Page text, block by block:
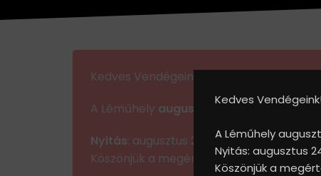
Kedves Vendégeink!
A Léműhely
Nyitás: augusztus
Köszönjük a
Kedves Vendégeink!
A Léműhely augusztus 10. és
Nyitás: augusztus 24-én.
Köszönjük a megértéseteket, és